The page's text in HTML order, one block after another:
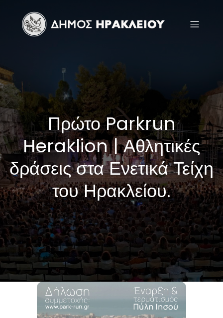
Πρώτο Parkrun
Heraklion | Αθλητικές
δράσεις στα Ενετικά Τείχη
του Ηρακλείου.